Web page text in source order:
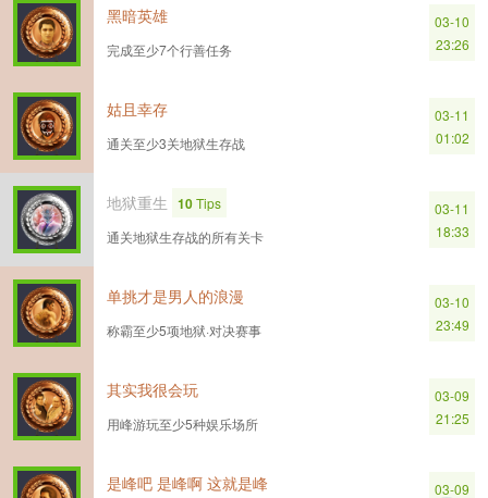
黑暗英雄
完成至少7个行善任务
03-10
23:26
姑且幸存
通关至少3关地狱生存战
03-11
01:02
地狱重生 10Tips
通关地狱生存战的所有关卡
03-11
18:33
单挑才是男人的浪漫
称霸至少5项地狱·对决赛事
03-10
23:49
其实我很会玩
用峰游玩至少5种娱乐场所
03-09
21:25
是峰吧 是峰啊 这就是峰 03-09